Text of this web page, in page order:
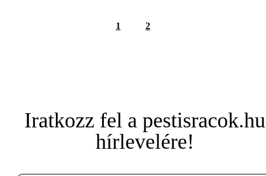
1 2
Iratkozz fel a pestisracok.hu
hírlevelére!